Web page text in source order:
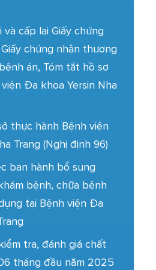
cấp lại Giấy chứng
chứng nhận thương
án, Tóm tắt hồ sơ
Đa khoa Yersin Nha
thực hành Bệnh viện
Trang (Nghị định 96)
ban hành bổ sung
bệnh, chữa bệnh
tại Bệnh viện Đa
tra, đánh giá chất
tháng đầu năm 2025